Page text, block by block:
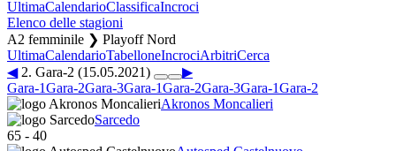
UltimaCalendarioClassificaIncroci
Elenco delle stagioni
A2 femminile ❯ Playoff Nord
UltimaCalendarioTabelloneIncrociArbitriCerca
◀2. Gara-2 (15.05.2021)
▶
Gara-1Gara-2Gara-3Gara-1Gara-2Gara-3Gara-1Gara-2
Akronos Moncalieri
Sarcedo
65 - 40